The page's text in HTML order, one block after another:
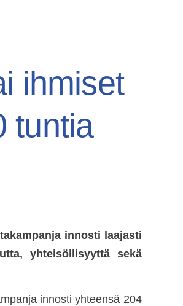
ihmiset
tuntia
innosti laajasti
yhteisöllisyyttä sekä
innosti yhteensä 204